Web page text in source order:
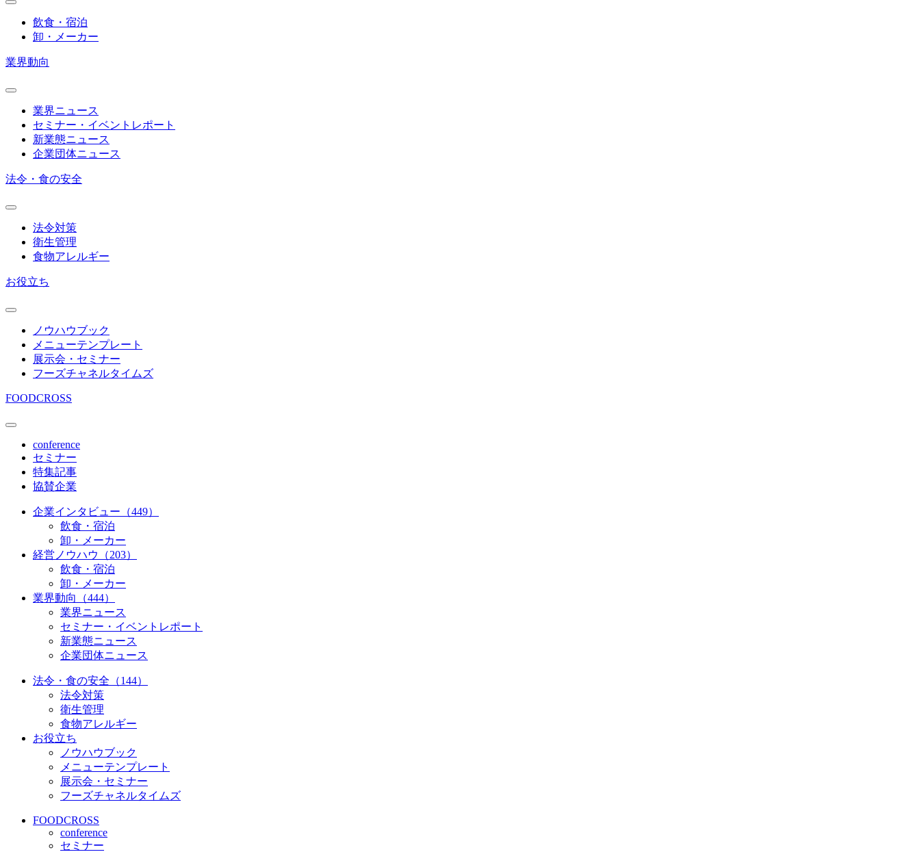
飲食・宿泊
卸・メーカー
業界動向
業界ニュース
セミナー・イベントレポート
新業態ニュース
企業団体ニュース
法令・食の安全
法令対策
衛生管理
食物アレルギー
お役立ち
ノウハウブック
メニューテンプレート
展示会・セミナー
フーズチャネルタイムズ
FOODCROSS
conference
セミナー
特集記事
協賛企業
企業インタビュー（449）
飲食・宿泊
卸・メーカー
経営ノウハウ（203）
飲食・宿泊
卸・メーカー
業界動向（444）
業界ニュース
セミナー・イベントレポート
新業態ニュース
企業団体ニュース
法令・食の安全（144）
法令対策
衛生管理
食物アレルギー
お役立ち
ノウハウブック
メニューテンプレート
展示会・セミナー
フーズチャネルタイムズ
FOODCROSS
conference
セミナー